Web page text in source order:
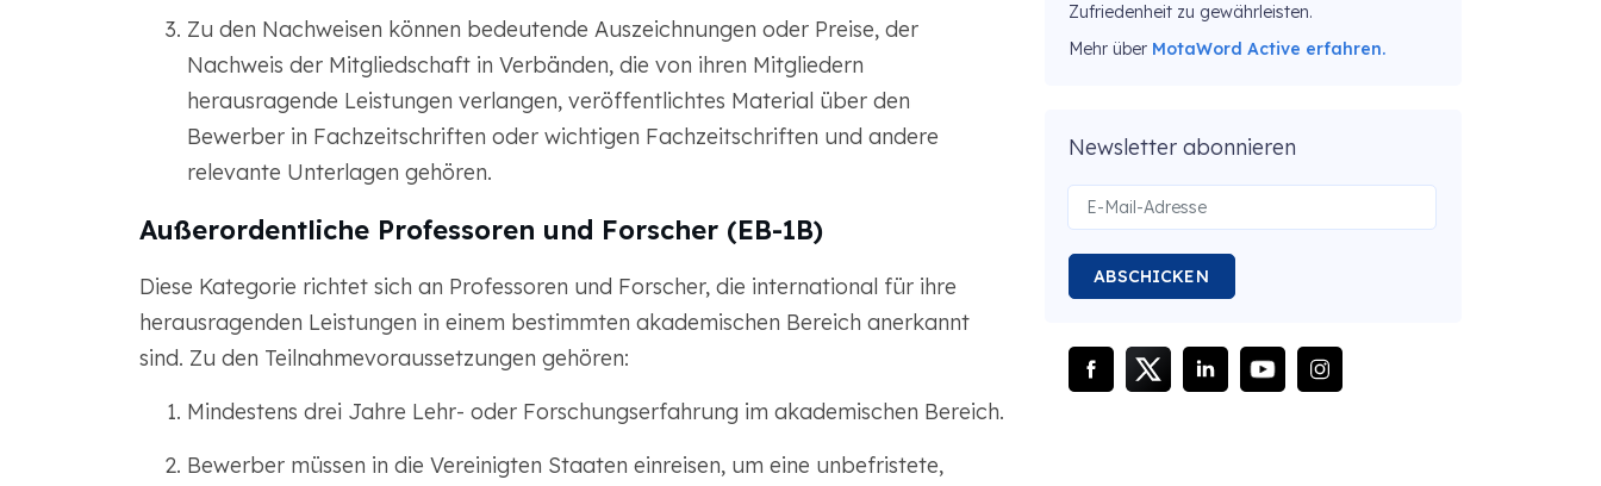
Zu den Nachweisen können bedeutende Auszeichnungen oder Preise, der
Nachweis der Mitgliedschaft in Verbänden, die von ihren Mitgliedern
herausragende Leistungen verlangen, veröffentlichtes Material über den
Bewerber in Fachzeitschriften oder wichtigen Fachzeitschriften und andere
relevante Unterlagen gehören.
Außerordentliche Professoren und Forscher (EB-1B)
Diese Kategorie richtet sich an Professoren und Forscher, die international für ihre
herausragenden Leistungen in einem bestimmten akademischen Bereich anerkannt
sind. Zu den Teilnahmevoraussetzungen gehören:
Mindestens drei Jahre Lehr- oder Forschungserfahrung im akademischen Bereich.
Bewerber müssen in die Vereinigten Staaten einreisen, um eine unbefristete,
Zufriedenheit zu gewährleisten.
Mehr über MotaWord Active erfahren.
Newsletter abonnieren
ABSCHICKEN